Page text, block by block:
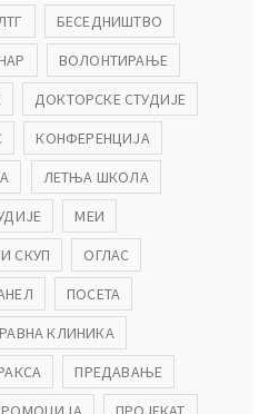
БЕСЕДНИШТВО
ВОЛОНТИРАЊЕ
ДОКТОРСКЕ СТУДИЈЕ
КОНФЕРЕНЦИЈА
ЛЕТЊА ШКОЛА
МЕИ
СКУП
ОГЛАС
ПОСЕТА
КЛИНИКА
ПРЕДАВАЊЕ